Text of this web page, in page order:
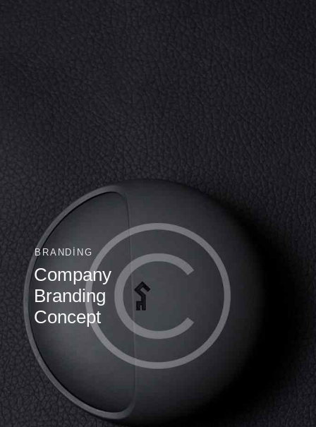
BRANDING
Company
Branding
Concept